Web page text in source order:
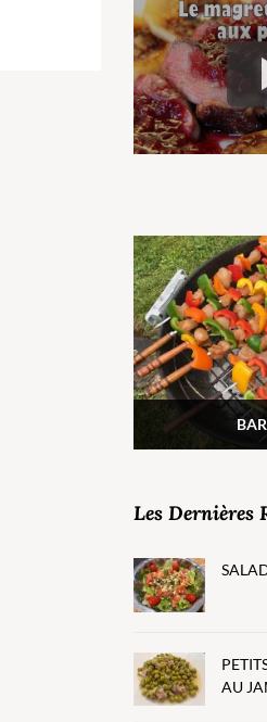
Les Dernières
AU